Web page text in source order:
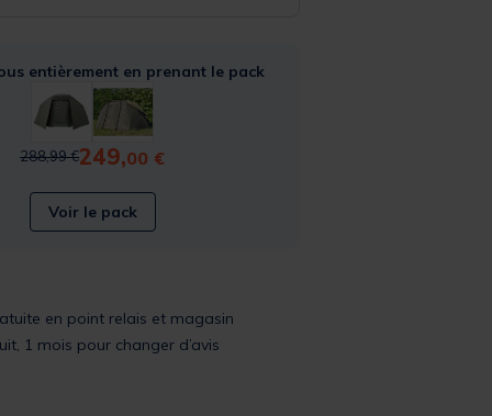
entièrement en prenant le pack
Price reduced from
288,99 €to
249,00 €
Voir le pack
en point relais et magasin
1 mois pour changer d’avis